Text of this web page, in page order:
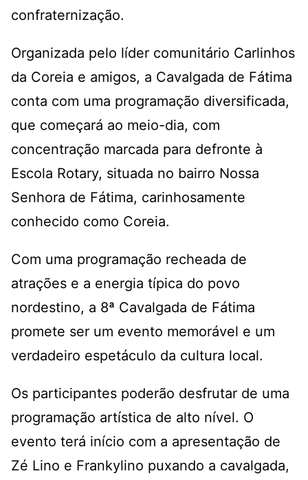
confraternização.
Organizada pelo líder comunitário Carlinhos
da Coreia e amigos, a Cavalgada de Fátima
conta com uma programação diversificada,
que começará ao meio-dia, com
concentração marcada para defronte à
Escola Rotary, situada no bairro Nossa
Senhora de Fátima, carinhosamente
conhecido como Coreia.
Com uma programação recheada de
atrações e a energia típica do povo
nordestino, a 8ª Cavalgada de Fátima
promete ser um evento memorável e um
verdadeiro espetáculo da cultura local.
Os participantes poderão desfrutar de uma
programação artística de alto nível. O
evento terá início com a apresentação de
Zé Lino e Frankylino puxando a cavalgada,